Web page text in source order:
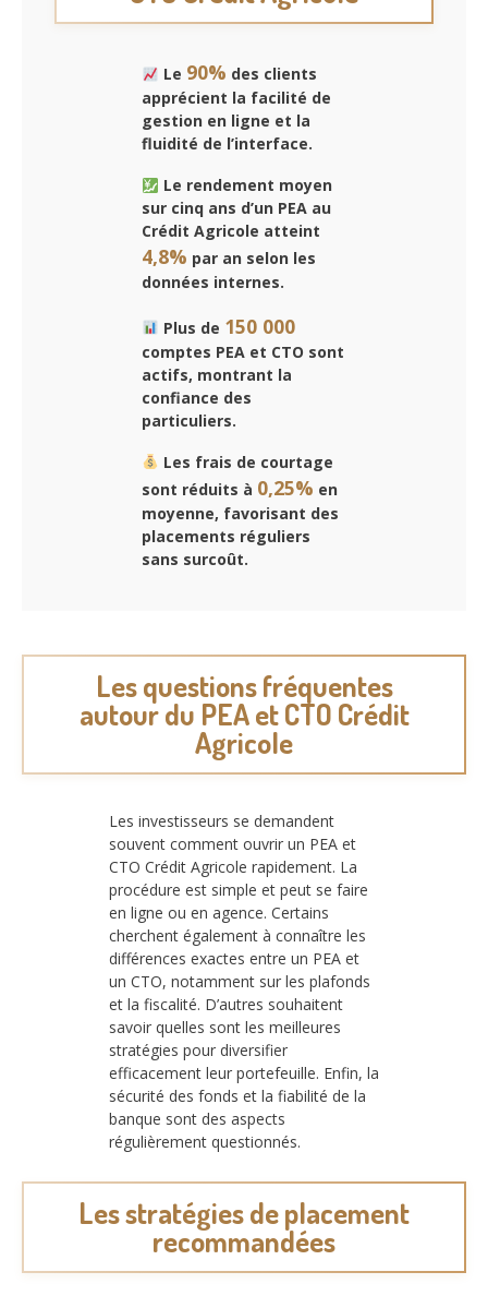
Le 90% des clients
apprécient la facilité de
gestion en ligne et la
fluidité de l’interface.
Le rendement moyen
sur cinq ans d’un PEA au
Crédit Agricole atteint
4,8% par an selon les
données internes.
Plus de 150 000
comptes PEA et CTO sont
actifs, montrant la
confiance des
particuliers.
Les frais de courtage
sont réduits à 0,25% en
moyenne, favorisant des
placements réguliers
sans surcoût.
Les questions fréquentes
autour du PEA et CTO Crédit
Agricole
Les investisseurs se demandent
souvent comment ouvrir un PEA et
CTO Crédit Agricole rapidement. La
procédure est simple et peut se faire
en ligne ou en agence. Certains
cherchent également à connaître les
différences exactes entre un PEA et
un CTO, notamment sur les plafonds
et la fiscalité. D’autres souhaitent
savoir quelles sont les meilleures
stratégies pour diversifier
efficacement leur portefeuille. Enfin, la
sécurité des fonds et la fiabilité de la
banque sont des aspects
régulièrement questionnés.
Les stratégies de placement
recommandées